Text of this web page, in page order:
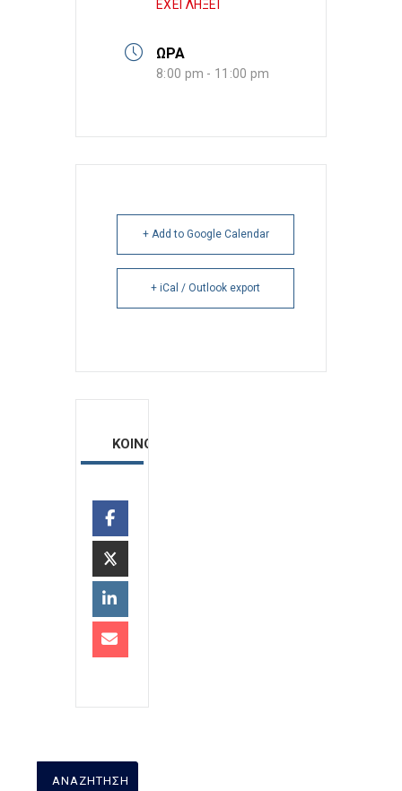
ΕΧΕΙ ΛΗΞΕΙ
ΩΡΑ
8:00 pm - 11:00 pm
+ Add to Google Calendar
+ iCal / Outlook export
ΚΟΙΝΟΠΟΙΗΣΗ